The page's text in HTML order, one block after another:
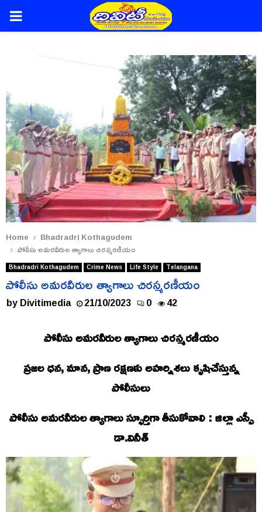
PRIMARY
Home
Bhadradri Kothagudem
పోలీసు అమరవీరుల త్యాగాలు చిరస్మరణీయం
Bhadradri Kothagudem Crime News Life Style Telangana
పోలీసు అమరవీరుల త్యాగాలు చిరస్మరణీయం
byDivitimedia 21/10/2023 0 42
పోలీసు అమరవీరుల త్యాగాలు చిరస్మరణీయం
ప్రజల ధన, మాన, ప్రాణ రక్షణకు అహర్నిశలు కృషిచేస్తున్న
పోలీసులు
పోలీసు అమరవీరుల త్యాగాలు స్ఫూర్తిగా తీసుకోవాలి : జిల్లా ఎస్పీ
డా.వినీత్